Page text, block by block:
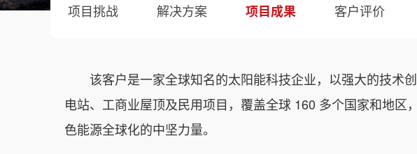
项目挑战 解决方案 项目成果 客户评价
该客户是一家全球知名的太阳能科技企业，以强大的技术
电站、工商业屋顶及民用项目，覆盖全球 160 多个国家和地
色能源全球化的中坚力量。